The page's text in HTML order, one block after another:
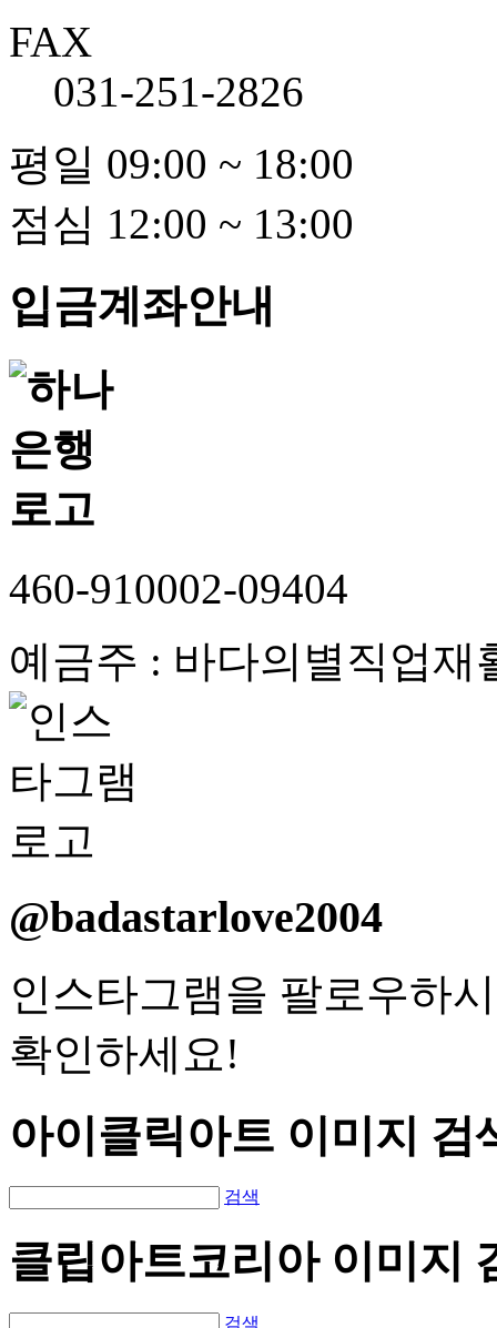
FAX
031-251-2826
평일 09:00 ~ 18:00
점심 12:00 ~ 13:00
입금계좌안내
460-910002-09404
예금주 : 바다의별직업재
@badastarlove2004
인스타그램을 팔로우하
확인하세요!
아이클릭아트 이미지 검
검색
클립아트코리아 이미지
검색